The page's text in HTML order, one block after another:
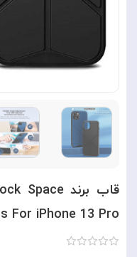
For iPhone 13 Pro